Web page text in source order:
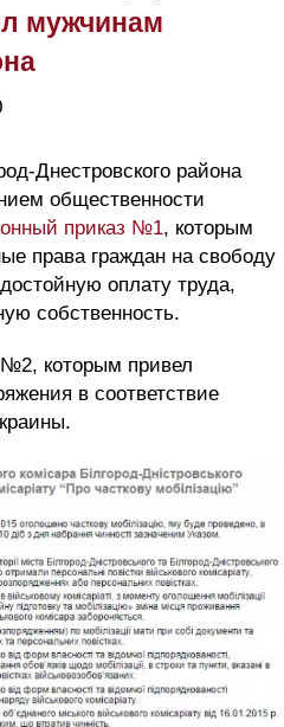
мужчинам
Днестровского района
общественности
приказ №1, которым
права граждан на свободу
оплату труда,
собственность.
которым привел
в соответствие